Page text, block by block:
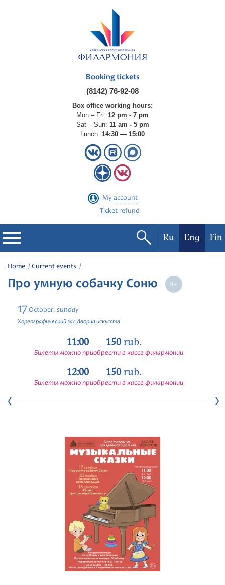
Booking tickets
(8142) 76-92-08
Box office working hours:
Mon – Fri: 12 pm - 7 pm
Sat – Sun: 11 am - 5 pm
Lunch: 14:30 — 15:00
My account
Ticket refund
Philharmonic
Current events
Festivals
Ru Eng Fin
Home Current events
Про умную собачку Соню
17 October, sunday
Хореографический зал Дворца искусств
11:00 150rub.
Билеты можно приобрести в кассе филармонии
12:00 150rub.
Билеты можно приобрести в кассе филармонии